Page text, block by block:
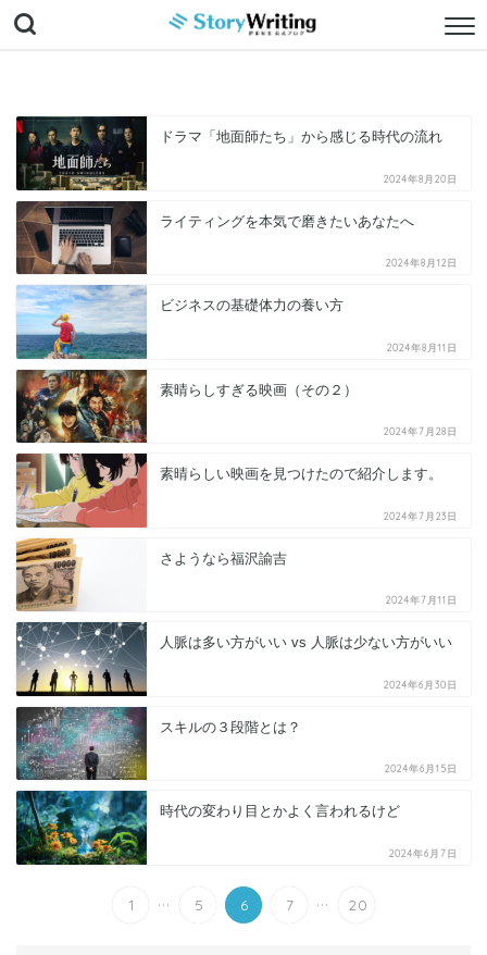
ドラマ「地面師たち」から感じる時代の流れ
2024年8月20日
ライティングを本気で磨きたいあなたへ
2024年8月12日
ビジネスの基礎体力の養い方
2024年8月11日
素晴らしすぎる映画（その２）
2024年7月28日
素晴らしい映画を見つけたので紹介します。
2024年7月23日
さようなら福沢諭吉
2024年7月11日
人脈は多い方がいい vs 人脈は少ない方がいい
2024年6月30日
スキルの３段階とは？
2024年6月15日
時代の変わり目とかよく言われるけど
2024年6月7日
1 ... 5 6 7 ... 20